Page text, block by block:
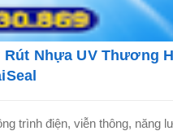
Rút Nhựa UV Thương
trình điện, viễn thông, năng